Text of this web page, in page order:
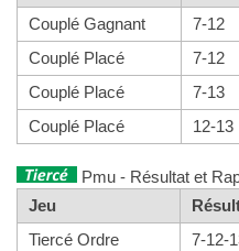
Couplé Gagnant
7-12
Couplé Placé
7-12
Couplé Placé
7-13
Couplé Placé
12-13
Pmu - Résultat et
Jeu
Tiercé Ordre
7-12-